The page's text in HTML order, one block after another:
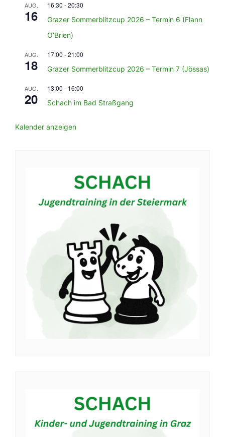
AUG.
16
16:30 -20:30
Grazer Sommerblitzcup 2026 – Termin 6 (Flann
O’Brien)
AUG.
18
17:00 -21:00
Grazer Sommerblitzcup 2026 – Termin 7 (Jössas)
AUG.
20
13:00 - 16:00
Schach im Bad Straßgang
Kalender anzeigen